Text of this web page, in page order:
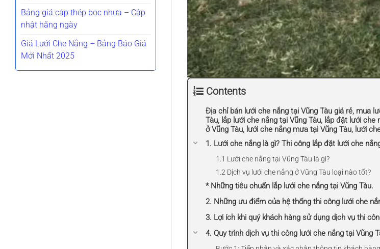
Bảng giá cáp thép bọc nhựa – Cập
nhật hằng ngày
Giá Lưới Che Nắng – Bảng Báo Giá
Mới Nhất 2025
Contents
Địa chỉ bán lưới che nắng tại Vũng Tàu giá rẻ, mua
Tàu, lắp lưới che nắng tại Vũng Tàu, lắp đặt lưới
ở Vũng Tàu, lưới che nắng mưa tại Vũng Tàu, lưới
1. Lưới che nắng là gì? Thi công lắp đặt lưới che
1.1 Lưới che nắng tại Vũng Tàu là gì?
1.2 Dịch vụ lưới che nắng ở Vũng Tàu loại nào tốt?
* Những tiêu chuẩn lắp lưới che nắng tại Vũng Tàu.
2. Những ưu điểm của hệ thống thi công lưới che
3. Lợi ích khi quý khách hàng sử dụng dịch vụ thi
4. Quy trình dịch vụ thi công lưới che nắng tại Vũng